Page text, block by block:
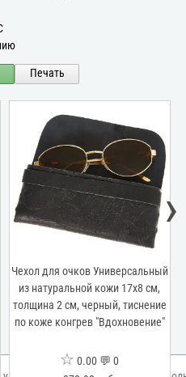
Печать
Чехол для очков Универсальный
из натуральной кожи 17x8 см,
толщина 2 см, черный, тиснение
по коже конгрев "Вдохновение"
☆ 0.00 💬 0
›